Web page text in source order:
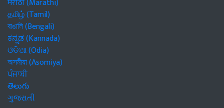
தமிழ் (Tamil)
বাঙালি (Bengali)
ಕನ್ನಡ (Kannada)
ଓଡିଆ (Odia)
অসমীয়া (Asomiya)
ਪੰਜਾਬੀ
తెలుగు
ગુજરાતી